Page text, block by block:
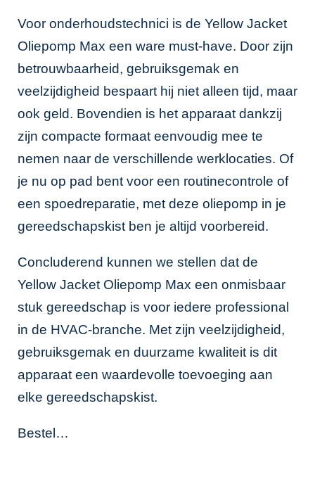
Voor onderhoudstechnici is de Yellow Jacket
Oliepomp Max een ware must-have. Door zijn
betrouwbaarheid, gebruiksgemak en
veelzijdigheid bespaart hij niet alleen tijd, maar
ook geld. Bovendien is het apparaat dankzij
zijn compacte formaat eenvoudig mee te
nemen naar de verschillende werklocaties. Of
je nu op pad bent voor een routinecontrole of
een spoedreparatie, met deze oliepomp in je
gereedschapskist ben je altijd voorbereid.
Concluderend kunnen we stellen dat de
Yellow Jacket Oliepomp Max een onmisbaar
stuk gereedschap is voor iedere professional
in de HVAC-branche. Met zijn veelzijdigheid,
gebruiksgemak en duurzame kwaliteit is dit
apparaat een waardevolle toevoeging aan
elke gereedschapskist.
Bestel…